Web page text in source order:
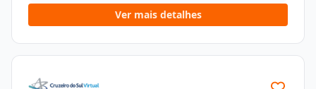
Ver mais detalhes